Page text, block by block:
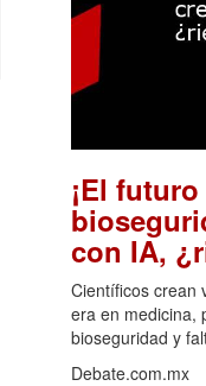
¡El
con IA,
Científicos crean
era en medicina,
bioseguridad y
Debate.com.mx